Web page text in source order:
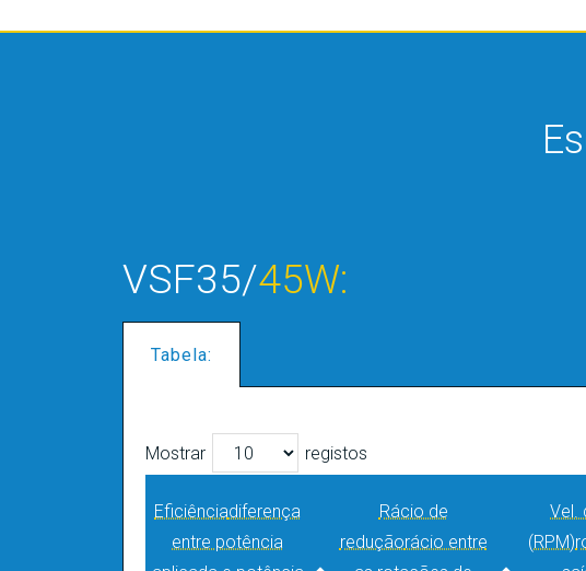
VSF35/45W:
Tabela:
Mostrar registos
Eficiênciadiferença
entre potência
Rácio de
reduçãorácio entre
Vel.
(RPM)